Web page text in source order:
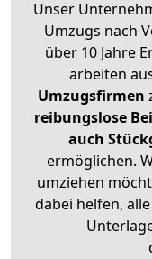
Unser
Umzugs nach
über 10 Jahre
arbeiten
Umzugsfirmen
reibungslose
auch
ermöglichen.
umziehen
dabei helfen,